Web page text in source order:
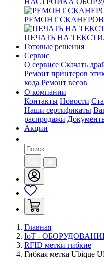
РЕМОНТ
ПЕЧАТЬ НА
Готовые решения
Сервис
О сервисе Скачать
Ремонт принтеров
кода Ремонт весов
О компании
Контакты Новости
Наши сертификаты
распродажи
Акции
Главная
IoT -
RFID метки гибкие
Гибкая метка Ubique